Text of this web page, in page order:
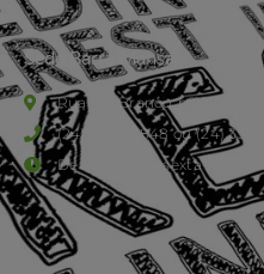
Sede Barra Mansa
Rua Rio Branco, nº107 (2º
(24) 3323-2848 ou (24)
De segunda à sexta-feira ,